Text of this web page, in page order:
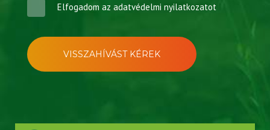
VISSZAHÍVÁST KÉREK
Elfogadom az adatvédelmi nyilatkozatot